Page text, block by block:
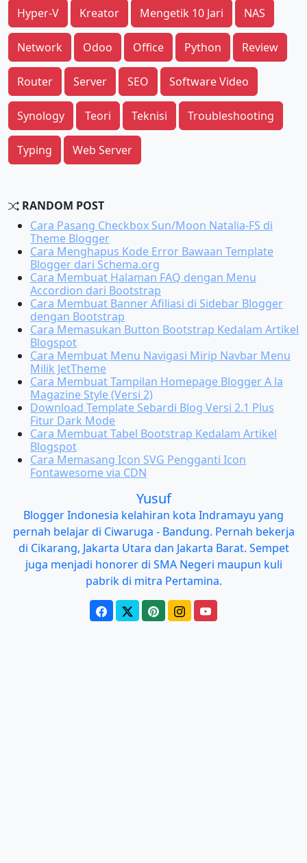
Hyper-V Kreator Mengetik 10 Jari NAS
Network Odoo Office Python Review
Router Server SEO Software Video
Synology Teori Teknisi Troubleshooting
Typing Web Server
RANDOM POST
Cara Pasang Checkbox Sun/Moon Natalia-FS di
Theme Blogger
Cara Menghapus Kode Error Bawaan Template
Blogger dari Schema.org
Cara Membuat Halaman FAQ dengan Menu
Accordion dari Bootstrap
Cara Membuat Banner Afiliasi di Sidebar Blogger
dengan Bootstrap
Cara Memasukan Button Bootstrap Kedalam Artikel
Blogspot
Cara Membuat Menu Navigasi Mirip Navbar Menu
Milik JetTheme
Cara Membuat Tampilan Homepage Blogger A la
Magazine Style (Versi 2)
Download Template Sebardi Blog Versi 2.1 Plus
Fitur Dark Mode
Cara Membuat Tabel Bootstrap Kedalam Artikel
Blogspot
Cara Memasang Icon SVG Pengganti Icon
Fontawesome via CDN
Yusuf
Blogger Indonesia kelahiran kota Indramayu yang
pernah belajar di Ciwaruga - Bandung. Pernah bekerja
di Cikarang, Jakarta Utara dan Jakarta Barat. Sempet
juga menjadi honorer di SMA Negeri maupun kuli
pabrik di mitra Pertamina.